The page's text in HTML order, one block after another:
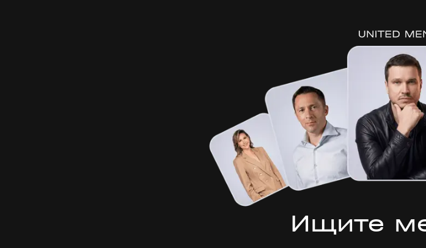
Ищите